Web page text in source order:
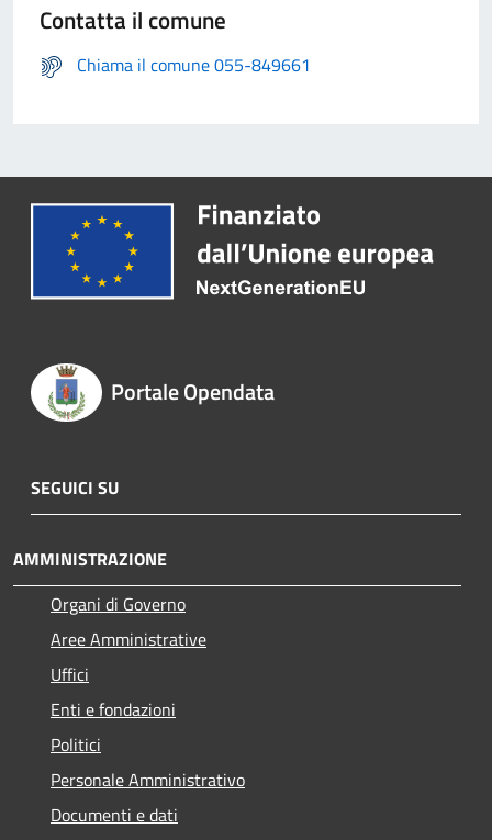
Contatta il comune
Chiama il comune 055-849661
Portale Opendata
SEGUICI SU
AMMINISTRAZIONE
Organi di Governo
Aree Amministrative
Uffici
Enti e fondazioni
Politici
Personale Amministrativo
Documenti e dati